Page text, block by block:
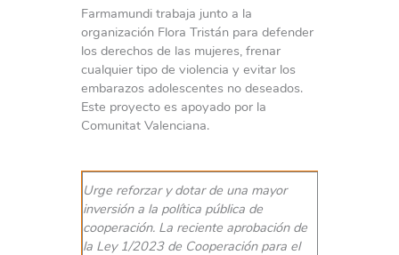
Farmamundi trabaja junto a la
organización Flora Tristán para defender
los derechos de las mujeres, frenar
cualquier tipo de violencia y evitar los
embarazos adolescentes no deseados.
Este proyecto es apoyado por la
Comunitat Valenciana.
Urge reforzar y dotar de una mayor
inversión a la política pública de
cooperación. La reciente aprobación de
la Ley 1/2023 de Cooperación para el